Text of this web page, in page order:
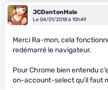
JCDentonMale
Le 04/01/2018 à 10h49
Merci Ra-mon, cela
redémarré le navigateur.
Pour Chrome bien entendu
on-account-select qu’il faut